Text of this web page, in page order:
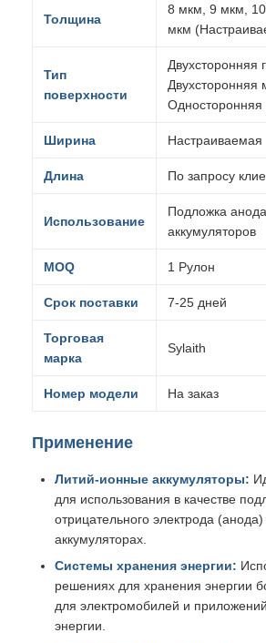
Толщина
8 мкм, 9 мкм,
мкм
Тип
поверхности
Двухсторонняя
Двухсторонняя
Односторонняя
Ширина Настраиваемая
Длина По запросу
Использование
Подложка
аккумуляторов
MOQ 1 Рулон
Срок поставки 7-25 дней
Торговая
марка
Sylaith
Номер модели На заказ
Применение
Литий-ионные аккумуляторы:
для использования в качестве
отрицательного электрода
аккумуляторах.
Системы хранения энергии:
решениях для хранения энергии
для электромобилей и
энергии.